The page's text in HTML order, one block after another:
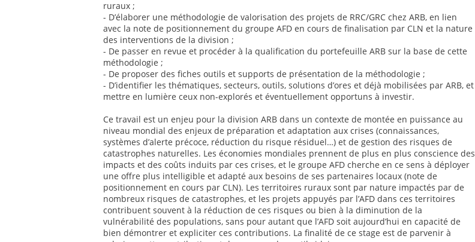
ruraux ;
- D’élaborer une méthodologie de valorisation des projets de RRC/GRC chez ARB, en lien
avec la note de positionnement du groupe AFD en cours de finalisation par CLN et la nature
des interventions de la division ;
- De passer en revue et procéder à la qualification du portefeuille ARB sur la base de cette
méthodologie ;
- De proposer des fiches outils et supports de présentation de la méthodologie ;
- D’identifier les thématiques, secteurs, outils, solutions d’ores et déjà mobilisées par ARB, et
mettre en lumière ceux non-explorés et éventuellement opportuns à investir.
Ce travail est un enjeu pour la division ARB dans un contexte de montée en puissance au
niveau mondial des enjeux de préparation et adaptation aux crises (connaissances,
systèmes d’alerte précoce, réduction du risque résiduel…) et de gestion des risques de
catastrophes naturelles. Les économies mondiales prennent de plus en plus conscience des
impacts et des coûts induits par ces crises, et le groupe AFD cherche en ce sens à déployer
une offre plus intelligible et adapté aux besoins de ses partenaires locaux (note de
positionnement en cours par CLN). Les territoires ruraux sont par nature impactés par de
nombreux risques de catastrophes, et les projets appuyés par l’AFD dans ces territoires
contribuent souvent à la réduction de ces risques ou bien à la diminution de la
vulnérabilité des populations, sans pour autant que l’AFD soit aujourd’hui en capacité de
bien démontrer et expliciter ces contributions. La finalité de ce stage est de parvenir à